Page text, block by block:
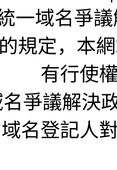
一域名爭
規定，本
有行使
爭議解決
名登記人